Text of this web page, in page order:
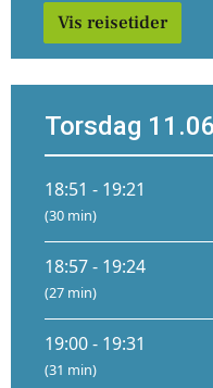
Vis reisetider
Torsdag
18:51 - 19:21
(30 min)
18:57 - 19:24
(27 min)
19:00 - 19:31
(31 min)